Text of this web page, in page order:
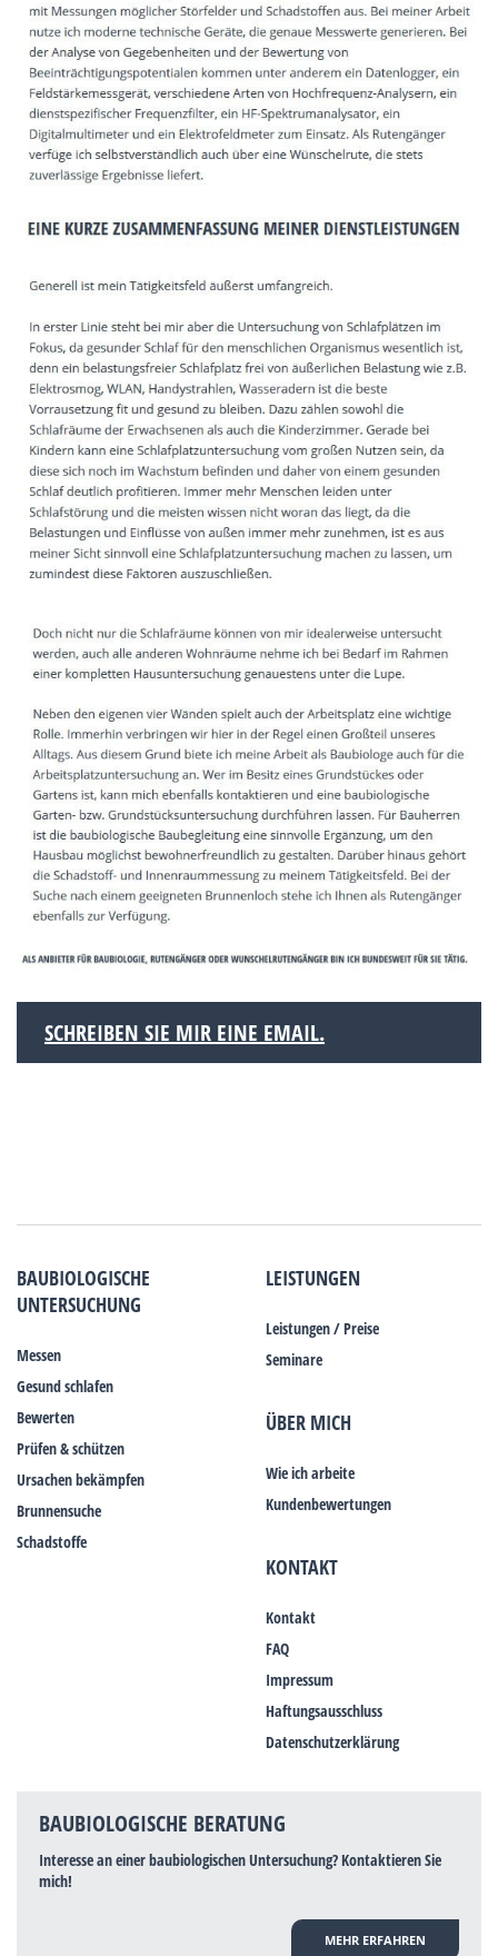
SCHREIBEN SIE MIR EINE EMAIL.
BAUBIOLOGISCHE
UNTERSUCHUNG
Messen
Gesund schlafen
Bewerten
Prüfen & schützen
Ursachen bekämpfen
Brunnensuche
Schadstoffe
LEISTUNGEN
Leistungen / Preise
Seminare
ÜBER MICH
Wie ich arbeite
Kundenbewertungen
KONTAKT
Kontakt
FAQ
Impressum
Haftungsausschluss
Datenschutzerklärung
BAUBIOLOGISCHE BERATUNG
Interesse an einer baubiologischen Untersuchung? Kontaktieren Sie
mich!
MEHR ERFAHREN